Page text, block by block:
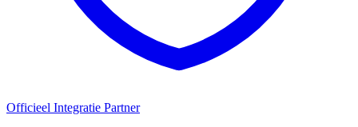
Officieel Integratie Partner